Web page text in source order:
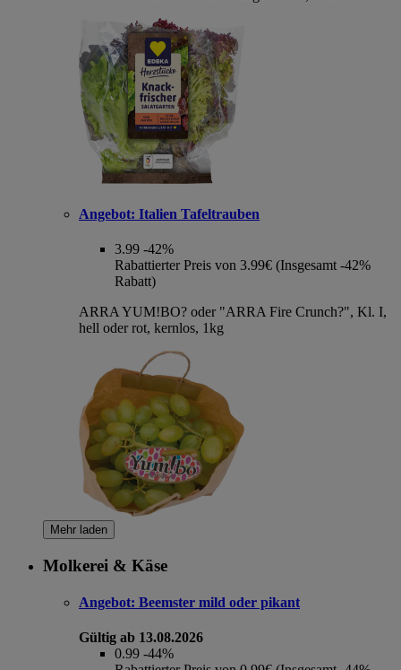
Angebot: Italien Tafeltrauben
3.99 -42%
Rabattierter Preis von 3.99€ (Insgesamt -42%
Rabatt)
ARRA YUM!BO? oder "ARRA Fire Crunch?", Kl. I,
hell oder rot, kernlos, 1kg
Mehr laden
Molkerei & Käse
Angebot: Beemster mild oder pikant
Gültig ab 13.08.2026
0.99 -44%